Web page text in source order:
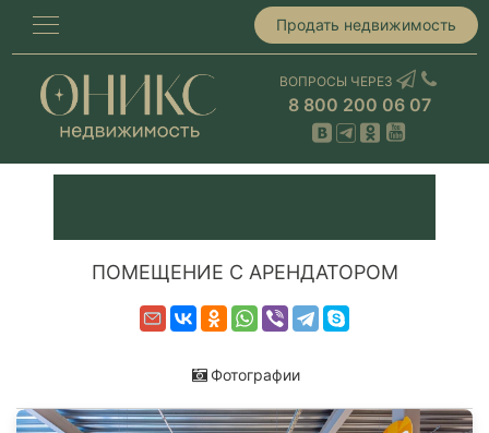
Продать недвижимость
ВОПРОСЫ ЧЕРЕЗ
8 800 200 06 07
ПОМЕЩЕНИЕ С АРЕНДАТОРОМ
Фотографии